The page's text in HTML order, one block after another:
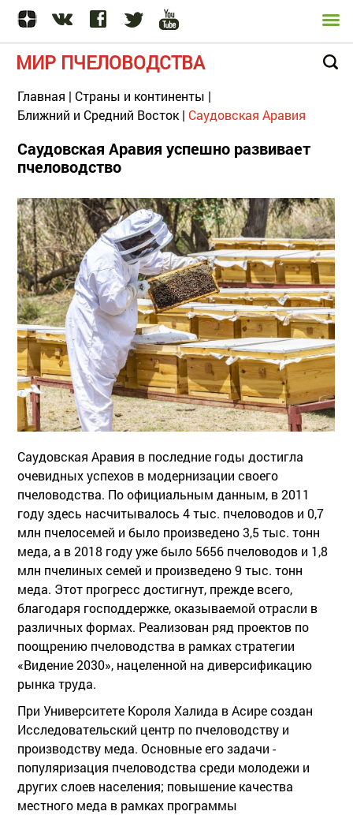
МИР ПЧЕЛОВОДСТВА
Главная | Страны и континенты |
Ближний и Средний Восток | Саудовская Аравия
Саудовская Аравия успешно развивает
пчеловодство
Саудовская Аравия в последние годы достигла
очевидных успехов в модернизации своего
пчеловодства. По официальным данным, в 2011
году здесь насчитывалось 4 тыс. пчеловодов и 0,7
млн пчелосемей и было произведено 3,5 тыс. тонн
меда, а в 2018 году уже было 5656 пчеловодов и 1,8
млн пчелиных семей и произведено 9 тыс. тонн
меда. Этот прогресс достигнут, прежде всего,
благодаря господдержке, оказываемой отрасли в
различных формах. Реализован ряд проектов по
поощрению пчеловодства в рамках стратегии
«Видение 2030», нацеленной на диверсификацию
рынка труда.
При Университете Короля Халида в Асире создан
Исследовательский центр по пчеловодству и
производству меда. Основные его задачи -
популяризация пчеловодства среди молодежи и
других слоев населения; повышение качества
местного меда в рамках программы